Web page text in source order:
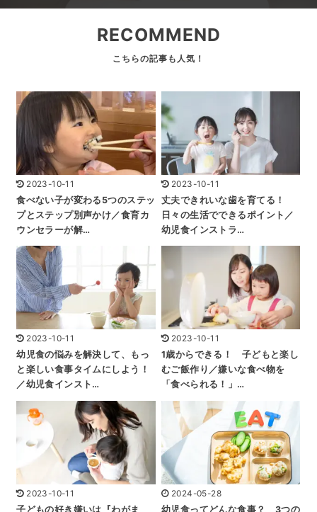
RECOMMEND
2023-10-11
食べない子が変わる5つのステッ
プとステップ別声かけ／食育カ
ウンセラーが解…
2023-10-11
丈夫できれいな歯を育てる！
日々の生活でできるポイント／
幼児食インストラ…
2023-10-11
幼児食の悩みを解決して、もっ
と楽しい食事タイムにしよう！
／幼児食インスト…
2023-10-11
1歳からできる！ 子どもと楽し
むご飯作り／嫌いな食べ物を
「食べられる！」…
2023-10-11
子どもの好き嫌いは『わがま
2024-05-28
幼児食ってどんな食事？ 3つの